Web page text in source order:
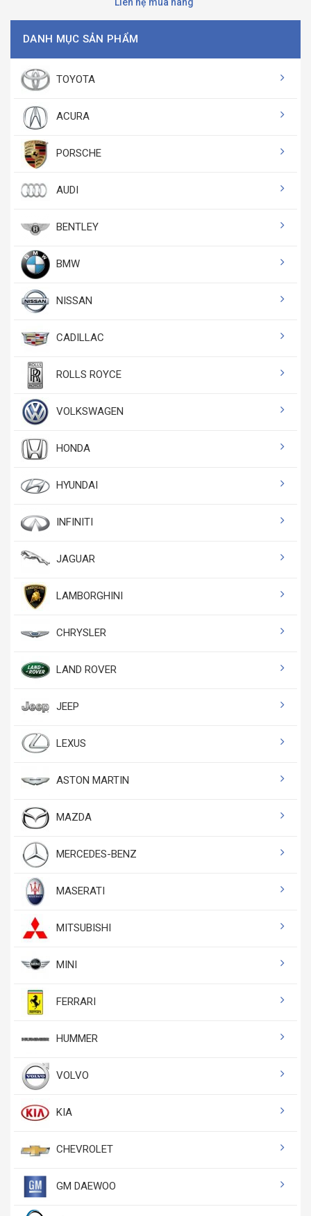
Liên hệ mua hàng
DANH MỤC SẢN PHẨM
TOYOTA
ACURA
PORSCHE
AUDI
BENTLEY
BMW
NISSAN
CADILLAC
ROLLS ROYCE
VOLKSWAGEN
HONDA
HYUNDAI
INFINITI
JAGUAR
LAMBORGHINI
CHRYSLER
LAND ROVER
JEEP
LEXUS
ASTON MARTIN
MAZDA
MERCEDES-BENZ
MASERATI
MITSUBISHI
MINI
FERRARI
HUMMER
VOLVO
KIA
CHEVROLET
GM DAEWOO